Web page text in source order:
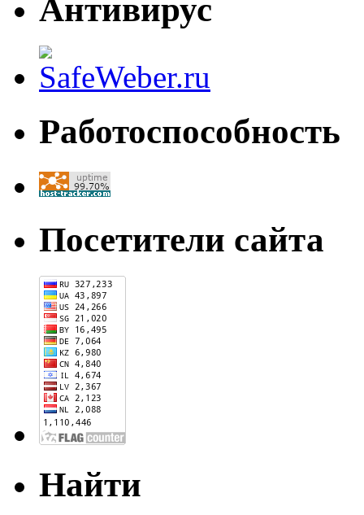
Антивирус
Работоспособность
Посетители сайта
Найти